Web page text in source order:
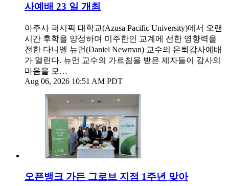
사예배 23 일 개최
아주사 퍼시픽 대학교(Azusa Pacific University)에서 오랜
시간 후학을 양성하며 미주한인 교계에 선한 영향력을
전한 다니엘 뉴먼(Daniel Newman) 교수의 은퇴감사예배
가 열린다. 뉴먼 교수의 가르침을 받은 제자들이 감사의
마음을 모…
Aug 06, 2026 10:51 AM PDT
오픈뱅크 가든 그로브 지점 1주년 맞아